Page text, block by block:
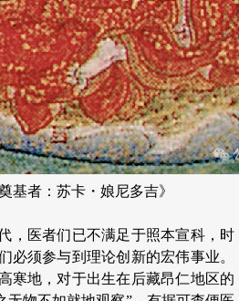
基者：苏卡・娘尼多吉》
，医者们已不满足于照本宣科，时
必须参与到理论创新的宏伟事业。
寒地，对于出生在后藏昂仁地区的